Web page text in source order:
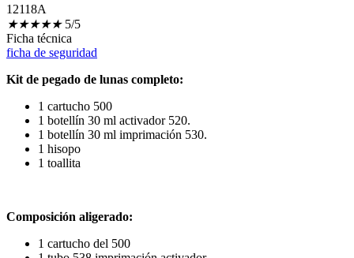
12118A
★★★★★ 5/5
Ficha técnica
ficha de seguridad
Kit de pegado de lunas completo:
1 cartucho 500
1 botellín 30 ml activador 520.
1 botellín 30 ml imprimación 530.
1 hisopo
1 toallita
Composición aligerado:
1 cartucho del 500